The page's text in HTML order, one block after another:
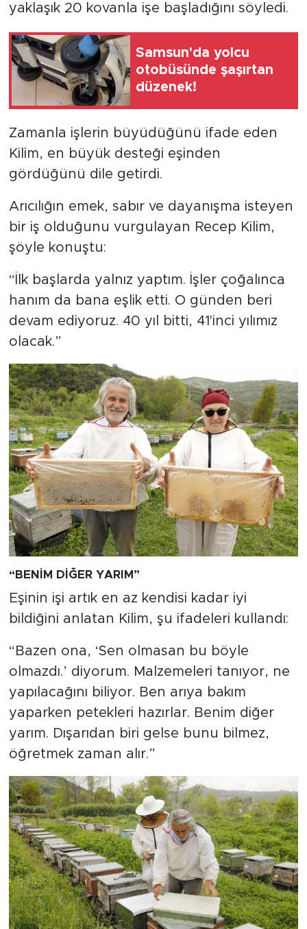
yaklaşık 20 kovanla işe başladığını söyledi.
Samsun'da yolcu
otobüsünde şaşırtan
düzenek!
Zamanla işlerin büyüdüğünü ifade eden
Kilim, en büyük desteği eşinden
gördüğünü dile getirdi.
Arıcılığın emek, sabır ve dayanışma isteyen
bir iş olduğunu vurgulayan Recep Kilim,
şöyle konuştu:
“İlk başlarda yalnız yaptım. İşler çoğalınca
hanım da bana eşlik etti. O günden beri
devam ediyoruz. 40 yıl bitti, 41'inci yılımız
olacak.”
“BENİM DİĞER YARIM”
Eşinin işi artık en az kendisi kadar iyi
bildiğini anlatan Kilim, şu ifadeleri kullandı:
“Bazen ona, ‘Sen olmasan bu böyle
olmazdı.’ diyorum. Malzemeleri tanıyor, ne
yapılacağını biliyor. Ben arıya bakım
yaparken petekleri hazırlar. Benim diğer
yarım. Dışarıdan biri gelse bunu bilmez,
öğretmek zaman alır.”